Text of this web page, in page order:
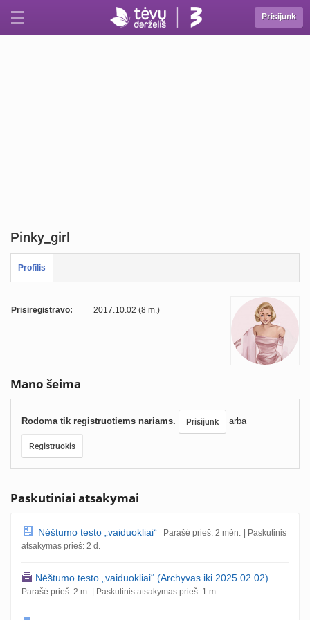
Prisijunk
Pinky_girl
Profilis
Prisiregistravo: 2017.10.02 (8 m.)
Mano šeima
Rodoma tik registruotiems nariams. Prisijunk arba
Registruokis
Paskutiniai atsakymai
Nėštumo testo „vaiduokliai“ Parašė prieš: 2 mėn. | Paskutinis
atsakymas prieš: 2 d.
Nėštumo testo „vaiduokliai“ (Archyvas iki 2025.02.02)
Parašė prieš: 2 m. | Paskutinis atsakymas prieš: 1 m.